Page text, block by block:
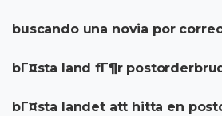
buscando una novia por
bГ¤sta land fГ¶r postorderbrud
bГ¤sta landet att hitta en